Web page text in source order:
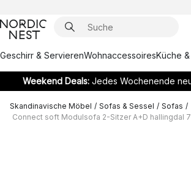
Geschirr & ServierenWohnaccessoiresKüche
Weekend Deals:Jedes Wochenende
Skandinavische Möbel / Sofas & Sessel / Sofas /
Connect soft Modulsofa 2-Sitzer A+D hallingdal